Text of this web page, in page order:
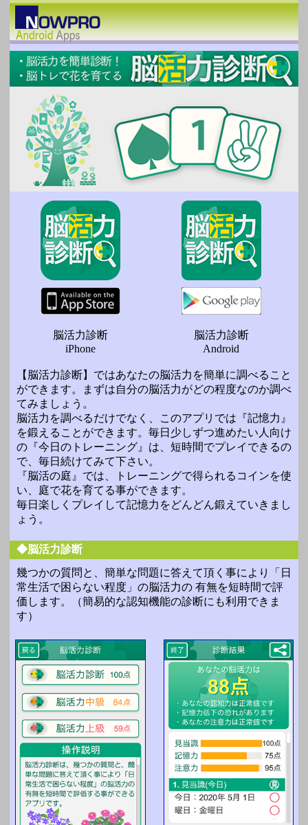
脳活力診断
iPhone
脳活力診断
Android
【脳活力診断】ではあなたの脳活力を簡単に調べること
ができます。まずは自分の脳活力がどの程度なのか調べ
てみましょう。
脳活力を調べるだけでなく、このアプリでは『記憶力』
を鍛えることができます。毎日少しずつ進めたい人向け
の『今日のトレーニング』は、短時間でプレイできるの
で、毎日続けてみて下さい。
『脳活の庭』では、トレーニングで得られるコインを使
い、庭で花を育てる事ができます。
毎日楽しくプレイして記憶力をどんどん鍛えていきまし
ょう。
◆脳活力診断
幾つかの質問と、簡単な問題に答えて頂く事により「日
常生活で困らない程度」の脳活力の 有無を短時間で評
価します。（簡易的な認知機能の診断にも利用できま
す）